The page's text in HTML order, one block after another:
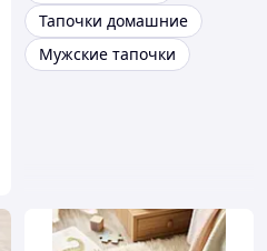
Тапочки домашние
Мужские тапочки